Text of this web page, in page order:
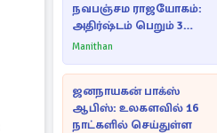
நவபஞ்சம ராஜயோகம்:
அதிர்ஷ்டம் பெறும் 3
ராசிகள்!
Manithan
ஜனநாயகன் பாக்ஸ்
ஆபிஸ்: உலகளவில் 16
நாட்களில் செய்துள்ள